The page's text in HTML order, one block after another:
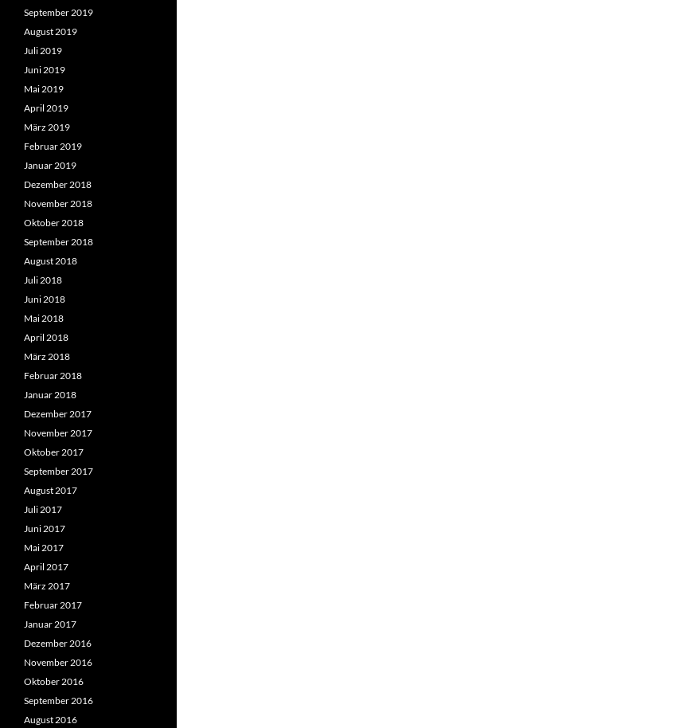
September 2019
August 2019
Juli 2019
Juni 2019
Mai 2019
April 2019
März 2019
Februar 2019
Januar 2019
Dezember 2018
November 2018
Oktober 2018
September 2018
August 2018
Juli 2018
Juni 2018
Mai 2018
April 2018
März 2018
Februar 2018
Januar 2018
Dezember 2017
November 2017
Oktober 2017
September 2017
August 2017
Juli 2017
Juni 2017
Mai 2017
April 2017
März 2017
Februar 2017
Januar 2017
Dezember 2016
November 2016
Oktober 2016
September 2016
August 2016